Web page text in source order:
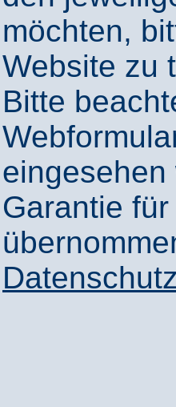
möchten,
Website zu
Bitte
Garantie